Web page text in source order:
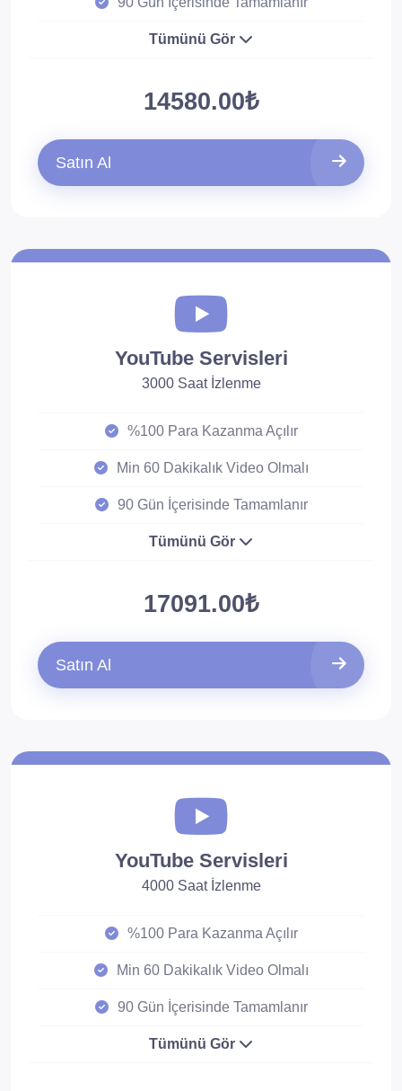
Tümünü Gör
14580.00₺
Satın Al
YouTube Servisleri
3000 Saat İzlenme
%100 Para Kazanma Açılır
Min 60 Dakikalık Video Olmalı
90 Gün İçerisinde Tamamlanır
Tümünü Gör
17091.00₺
Satın Al
YouTube Servisleri
4000 Saat İzlenme
%100 Para Kazanma Açılır
Min 60 Dakikalık Video Olmalı
90 Gün İçerisinde Tamamlanır
Tümünü Gör